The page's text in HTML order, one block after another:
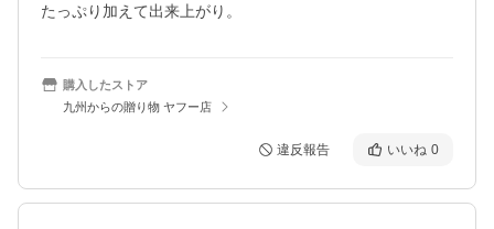
たっぷり加えて出来上がり。
購入したストア
九州からの贈り物 ヤフー店
違反報告 いいね 0